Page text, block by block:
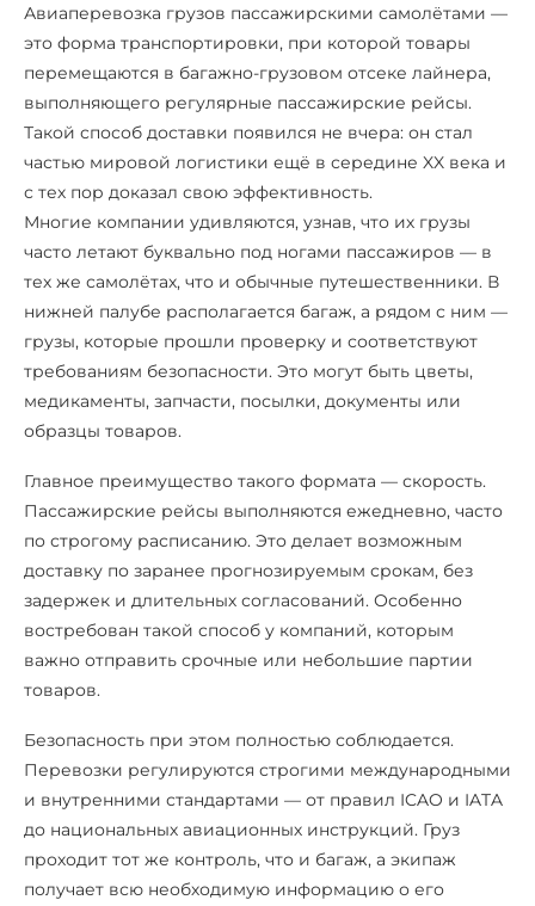
Авиаперевозка грузов пассажирскими самолётами —
это форма транспортировки, при которой товары
перемещаются в багажно-грузовом отсеке лайнера,
выполняющего регулярные пассажирские рейсы.
Такой способ доставки появился не вчера: он стал
частью мировой логистики ещё в середине XX века и
с тех пор доказал свою эффективность.
Многие компании удивляются, узнав, что их грузы
часто летают буквально под ногами пассажиров — в
тех же самолётах, что и обычные путешественники. В
нижней палубе располагается багаж, а рядом с ним —
грузы, которые прошли проверку и соответствуют
требованиям безопасности. Это могут быть цветы,
медикаменты, запчасти, посылки, документы или
образцы товаров.
Главное преимущество такого формата — скорость.
Пассажирские рейсы выполняются ежедневно, часто
по строгому расписанию. Это делает возможным
доставку по заранее прогнозируемым срокам, без
задержек и длительных согласований. Особенно
востребован такой способ у компаний, которым
важно отправить срочные или небольшие партии
товаров.
Безопасность при этом полностью соблюдается.
Перевозки регулируются строгими международными
и внутренними стандартами — от правил ICAO и IATA
до национальных авиационных инструкций. Груз
проходит тот же контроль, что и багаж, а экипаж
получает всю необходимую информацию о его